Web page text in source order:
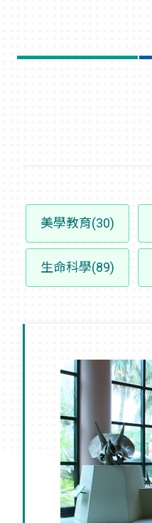
美學教育(30)
生命科學(89)